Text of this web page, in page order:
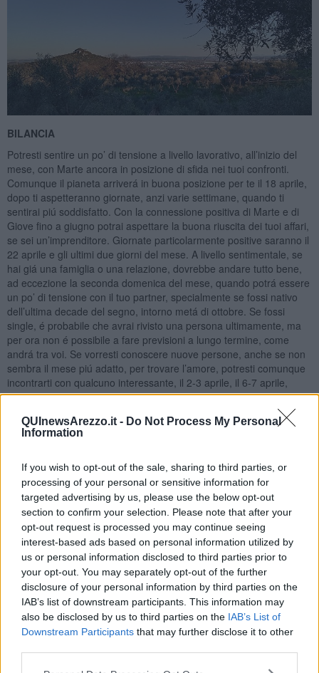
QUInewsArezzo.it - Do Not Process My Personal
Information
If you wish to opt-out of the sale, sharing to third parties, or
processing of your personal or sensitive information for
targeted advertising by us, please use the below opt-out
section to confirm your selection. Please note that after your
opt-out request is processed you may continue seeing
interest-based ads based on personal information utilized by
us or personal information disclosed to third parties prior to
your opt-out. You may separately opt-out of the further
disclosure of your personal information by third parties on the
IAB’s list of downstream participants. This information may
also be disclosed by us to third parties on the IAB’s List of
Downstream Participants that may further disclose it to other
BILANCIA
Potresti sentire un po’ di tensione a livello lavorativo, all’inizio del
mese, con Marte ancora in posizione di sfida nei tuoi confronti.
Comunque il pianeta arriverá in buona posizione per te il 18 aprile,
dopo ti aspetteranno giornate, anzi varie settimane, quando ti
sentirai piú soddisfatto. Con la connessione positiva di Marte e di
Giove fino a giugno potrai aspettare la buona riuscita dei tuoi affari,
se sei un’imprenditore. Giornate particolarmente positive saranno il
22 aprile e gli ultimi due giorni del mese. A livello sentimentale, se
hai giá una famiglia o una relazione, dovrebbe andare tutto bene,
ad eccezione la seconda domenica del mese, quando potrá essere
un po’ di tensione con il tuo partner, specialmente se fossi nativo
dell’ultima decade del segno, intorno metá di ottobre. Se fossi
single, é probabile che avrai rivisto una persona ultimamente, ma
per ora non é possibile a fare previsioni a lungo termine, come
andrá tra voi. Se vorresti conoscere nuove persone, anche se non
sembra il mese piú adatto, per trovare l’amore, potresti comunque
incontrarti con qualcuno interessante, il 2-3 aprile, il 6-7 aprile,
uscendo con amici. L’11-13 aprile cerca di evitare una lite, sono
giornate controindicate. Avrai ancora chance il 16-17 aprile, il 22
aprile e specialmente gli ultimi due giorni del mese, per fare una
conoscenza valorosa.
SCORPIONE
É un periodo abbastanza positivo per il tuo segno, a parte per i
nativi dell’inizio del segno, del 23-24 ottobre, che potrebbero
sentirsi persi e poco soddisfatti nei primi giorni del mese,
probabilmente senza un vero motivo. A livello lavorativo va piú che
bene, Marte é sempre in ottimo aspetto nella prima metá del mese,
se sei un imprenditore, potresti arrivare al successo con facilitá.
Ottimo cielo il 4-5 aprile, anche il 9 aprile. A Pasquetta ci sará un
po’ di tensione tra i pianeti e la Luna, di cui potrebbero essere
coinvolti i nativi dell’inizio segno. Il 23-24 aprile ottima ripresa,
potresti realizzare le tue idee, se hai un’azienda. L’ultima domenica
del mese sará un po’ critica, potresti scoprirti incapace ai
compromessi. A livello sentimentale, se hai giá una famiglia o una
relazione, dovrebbe andare tutto bene, un po’ di tensione potrebbe
esserci solamente alla seconda domenica del mese. Se sei single,